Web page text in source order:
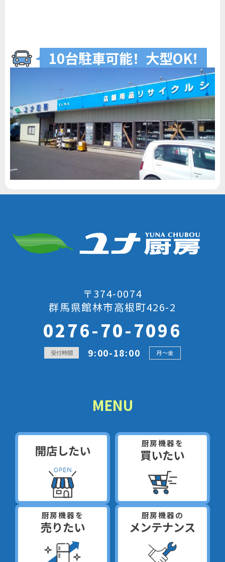
10台駐車可能！ 大型OK！
〒374-0074
群馬県館林市高根町426-2
0276-70-7096
受付時間 9:00-18:00 月～金
MENU
開店したい 厨房機器を
買いたい
厨房機器を
売りたい
厨房機器の
メンテナンス